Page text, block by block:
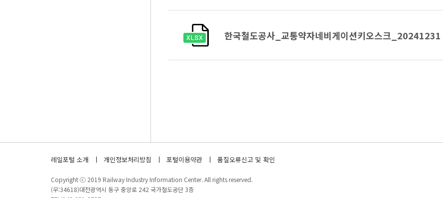
한국철도공사_교통약자네비게이션키오스크_20241231
레일포털 소개 개인정보처리방침 포털이용약관 품질오류신고 및 확인
Copyright ⓒ 2019 Railway Industry Information Center. All rights reserved.
(우:34618)대전광역시 동구 중앙로 242 국가철도공단 3층